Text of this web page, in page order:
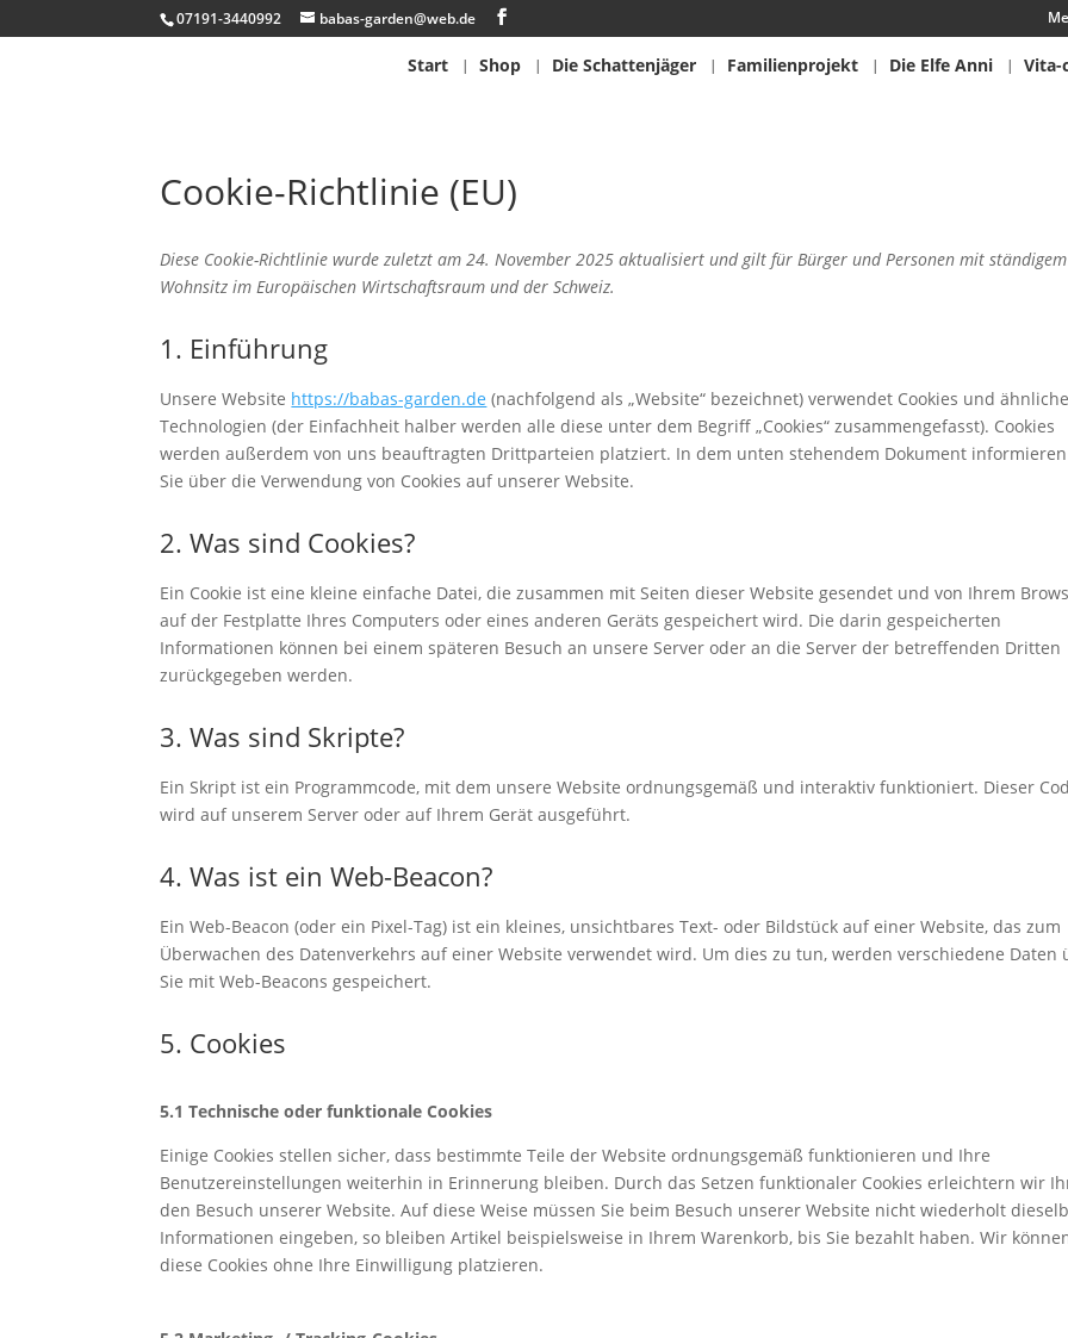
07191-3440992 babas-garden@web.de
Start Shop Die Schattenjäger Familienprojekt Die Elfe Anni Vita-
Cookie-Richtlinie (EU)
Diese Cookie-Richtlinie wurde zuletzt am 24. November 2025 aktualisiert und gilt für Bürger und Personen mit ständigem
Wohnsitz im Europäischen Wirtschaftsraum und der Schweiz.
1. Einführung
Unsere Website https://babas-garden.de (nachfolgend als „Website“ bezeichnet) verwendet Cookies und ähnliche
Technologien (der Einfachheit halber werden alle diese unter dem Begriff „Cookies“ zusammengefasst). Cookies
werden außerdem von uns beauftragten Drittparteien platziert. In dem unten stehendem Dokument
Sie über die Verwendung von Cookies auf unserer Website.
2. Was sind Cookies?
Ein Cookie ist eine kleine einfache Datei, die zusammen mit Seiten dieser Website gesendet und von Ihrem
auf der Festplatte Ihres Computers oder eines anderen Geräts gespeichert wird. Die darin gespeicherten
Informationen können bei einem späteren Besuch an unsere Server oder an die Server der betreffenden Dritten
zurückgegeben werden.
3. Was sind Skripte?
Ein Skript ist ein Programmcode, mit dem unsere Website ordnungsgemäß und interaktiv funktioniert. Dieser
wird auf unserem Server oder auf Ihrem Gerät ausgeführt.
4. Was ist ein Web-Beacon?
Ein Web-Beacon (oder ein Pixel-Tag) ist ein kleines, unsichtbares Text- oder Bildstück auf einer Website, das zum
Überwachen des Datenverkehrs auf einer Website verwendet wird. Um dies zu tun, werden verschiedene Daten
Sie mit Web-Beacons gespeichert.
5. Cookies
5.1 Technische oder funktionale Cookies
Einige Cookies stellen sicher, dass bestimmte Teile der Website ordnungsgemäß funktionieren und Ihre
Benutzereinstellungen weiterhin in Erinnerung bleiben. Durch das Setzen funktionaler Cookies erleichtern wir
den Besuch unserer Website. Auf diese Weise müssen Sie beim Besuch unserer Website nicht wiederholt
Informationen eingeben, so bleiben Artikel beispielsweise in Ihrem Warenkorb, bis Sie bezahlt haben. Wir
diese Cookies ohne Ihre Einwilligung platzieren.